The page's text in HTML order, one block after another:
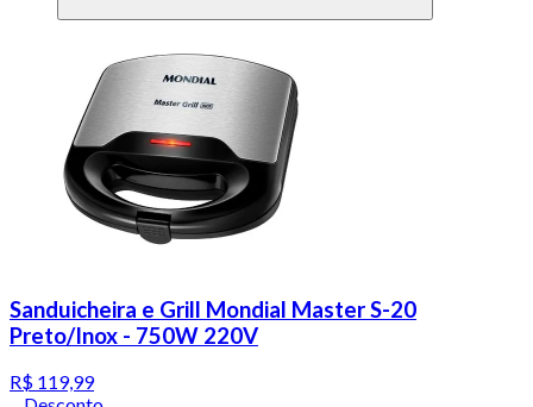
Sanduicheira e Grill Mondial Master S-20
Preto/Inox - 750W 220V
R$ 119,99